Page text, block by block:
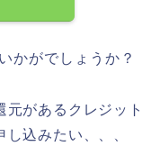
かがでしょうか？
があるクレジット
込みたい、、、